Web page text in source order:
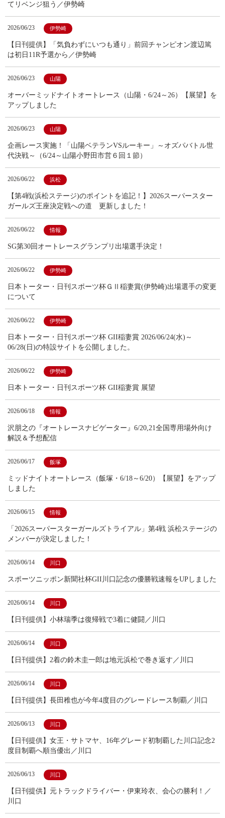
てリベンジ狙う／伊勢崎
2026/06/23 伊勢崎
【日刊提供】「気負わずにいつも通り」前回チャンピオン渡辺篤
は初日11R予選から／伊勢崎
2026/06/23 山陽
オーバーミッドナイトオートレース（山陽・6/24～26）【展望】を
アップしました
2026/06/23 山陽
企画レース実施！「山陽ベテランVSルーキー」～オズパバトル世
代決戦～（6/24～山陽小野田市営６回１節）
2026/06/22 浜松
【第4戦(浜松ステージ)のポイントを追記！】2026スーパースター
ガールズ王座決定戦への道 更新しました！
2026/06/22 情報
SG第30回オートレースグランプリ出場選手決定！
2026/06/22 伊勢崎
日本トーター・日刊スポーツ杯ＧⅡ稲妻賞(伊勢崎)出場選手の変更
について
2026/06/22 伊勢崎
日本トーター・日刊スポーツ杯 GII稲妻賞 2026/06/24(水)～
06/28(日)の特設サイトを公開しました。
2026/06/22 伊勢崎
日本トーター・日刊スポーツ杯 GII稲妻賞 展望
2026/06/18 情報
沢朋之の『オートレースナビゲーター』6/20,21全国専用場外向け
解説＆予想配信
2026/06/17 飯塚
ミッドナイトオートレース（飯塚・6/18～6/20）【展望】をアップ
しました
2026/06/15 情報
「2026スーパースターガールズトライアル」第4戦 浜松ステージの
メンバーが決定しました！
2026/06/14 川口
スポーツニッポン新聞社杯GII川口記念の優勝戦速報をUPしました
2026/06/14 川口
【日刊提供】小林瑞季は復帰戦で3着に健闘／川口
2026/06/14 川口
【日刊提供】2着の鈴木圭一郎は地元浜松で巻き返す／川口
2026/06/14 川口
【日刊提供】長田稚也が今年4度目のグレードレース制覇／川口
2026/06/13 川口
【日刊提供】女王・サトマヤ、16年グレード初制覇した川口記念2
度目制覇へ順当優出／川口
2026/06/13 川口
【日刊提供】元トラックドライバー・伊東玲衣、会心の勝利！／
川口